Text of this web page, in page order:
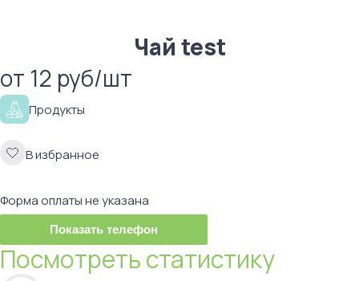
Чай test
от 12 руб/шт
Продукты
В избранное
Форма оплаты не указана
Показать телефон
Посмотреть статистику